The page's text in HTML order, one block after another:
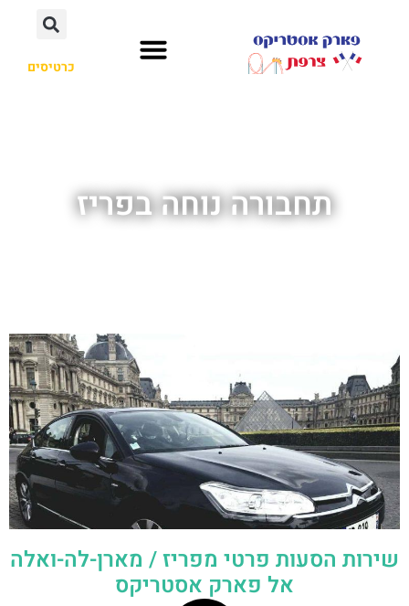
כרטיסים
תחבורה נוחה בפריז
שירות הסעות פרטי מפריז / מארן-לה-ואלה
אל פארק אסטריקס